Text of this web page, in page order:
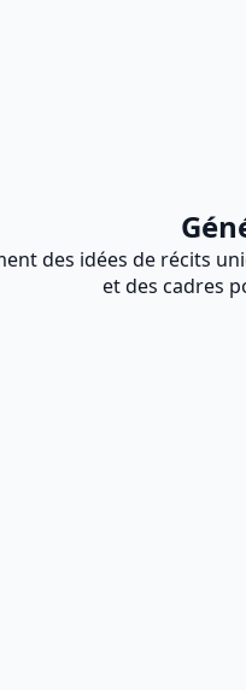
des idées de récits
et des cadres